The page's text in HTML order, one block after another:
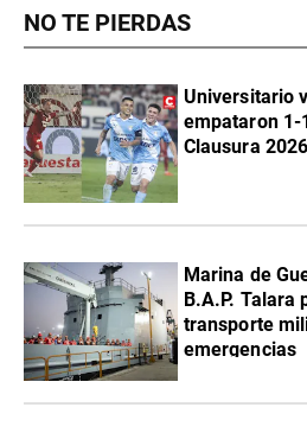
NO TE PIERDAS
Universitario
empataron 1-
Clausura 2026
Marina de
B.A.P. Talara
transporte
emergencias